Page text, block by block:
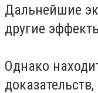
Дальнейшие
другие
Однако